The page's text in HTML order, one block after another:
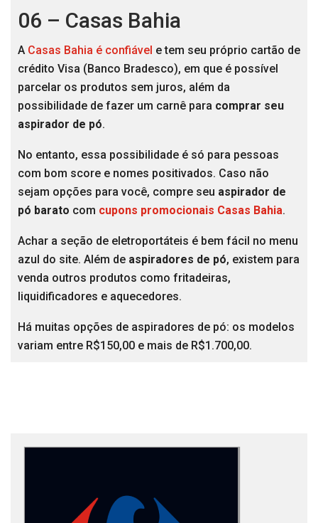
06 – Casas Bahia
A Casas Bahia é confiável e tem seu próprio cartão de
crédito Visa (Banco Bradesco), em que é possível
parcelar os produtos sem juros, além da
possibilidade de fazer um carnê para comprar seu
aspirador de pó.
No entanto, essa possibilidade é só para pessoas
com bom score e nomes positivados. Caso não
sejam opções para você, compre seu aspirador de
pó barato com cupons promocionais Casas Bahia.
Achar a seção de eletroportáteis é bem fácil no menu
azul do site. Além de aspiradores de pó, existem para
venda outros produtos como fritadeiras,
liquidificadores e aquecedores.
Há muitas opções de aspiradores de pó: os modelos
variam entre R$150,00 e mais de R$1.700,00.